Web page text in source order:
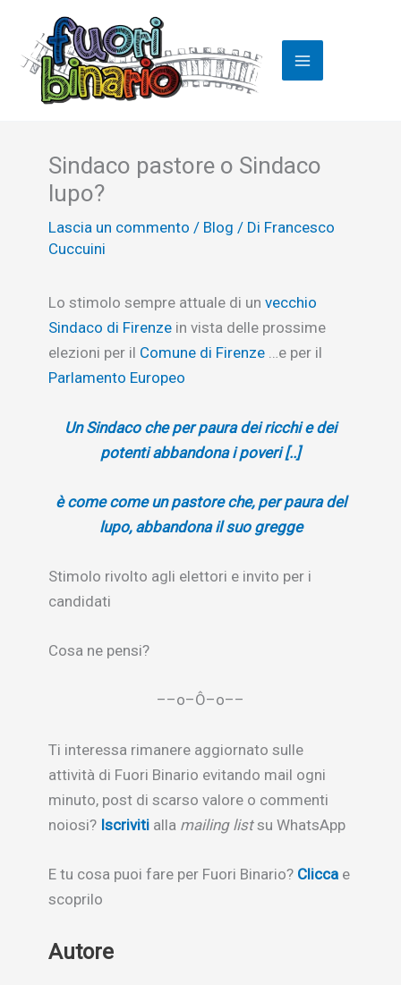
contenuto
Sindaco pastore o Sindaco
lupo?
Lascia un commento / Blog / Di Francesco
Cuccuini
Lo stimolo sempre attuale di un vecchio
Sindaco di Firenze in vista delle prossime
elezioni per il Comune di Firenze …e per il
Parlamento Europeo
Un Sindaco che per paura dei ricchi e dei
potenti abbandona i poveri [..]
è come come un pastore che, per paura del
lupo, abbandona il suo gregge
Stimolo rivolto agli elettori e invito per i
candidati
Cosa ne pensi?
––o–Ô–o––
Ti interessa rimanere aggiornato sulle
attività di Fuori Binario evitando mail ogni
minuto, post di scarso valore o commenti
noiosi? Iscriviti alla mailing listsu WhatsApp
E tu cosa puoi fare per Fuori Binario? Clicca e
scoprilo
Autore